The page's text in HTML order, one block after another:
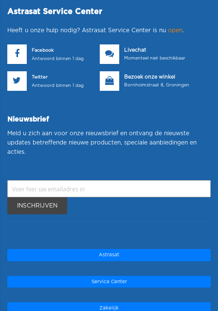
Astrasat Service Center
Heeft u onze hulp nodig? Astrasat Service Center is nu open.
Facebook
Antwoord binnen 1 dag
Livechat
Momenteel niet beschikbaar
Twitter
Antwoord binnen 1 dag
Bezoek onze winkel
Bornholmstraat 8, Groningen
Nieuwsbrief
Meld u zich aan voor onze nieuwsbrief en ontvang de nieuwste
updates betreffende nieuwe producten, speciale aanbiedingen en
acties.
INSCHRIJVEN
Astrasat
Service Center
Zakelijk